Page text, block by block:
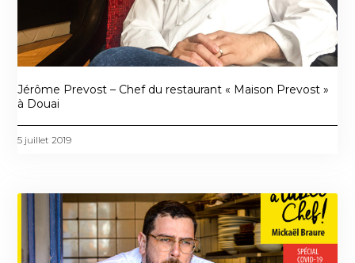
Jérôme Prevost – Chef du restaurant « Maison Prevost »
à Douai
5 juillet 2019